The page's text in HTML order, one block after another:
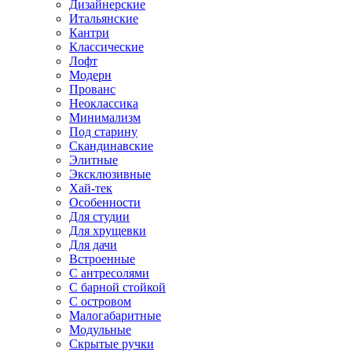
Дизайнерские
Итальянские
Кантри
Классические
Лофт
Модерн
Прованс
Неоклассика
Минимализм
Под старину
Скандинавские
Элитные
Эксклюзивные
Хай-тек
Особенности
Для студии
Для хрущевки
Для дачи
Встроенные
С антресолями
С барной стойкой
С островом
Малогабаритные
Модульные
Скрытые ручки